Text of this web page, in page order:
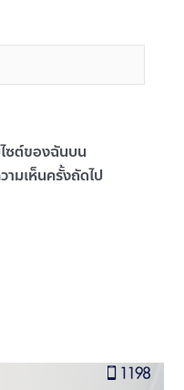
ซต์ของฉันบน
ามเห็นครั้งถัดไป